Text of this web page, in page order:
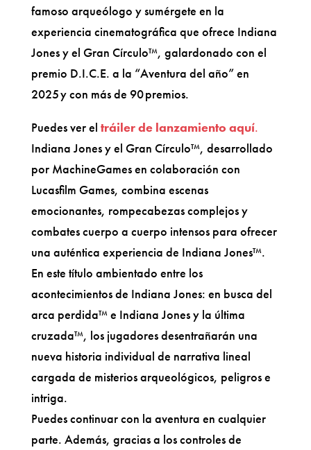
famoso arqueólogo y sumérgete en la
experiencia cinematográfica que ofrece Indiana
Jones y el Gran Círculo™, galardonado con el
premio D.I.C.E. a la “Aventura del año” en
2025 y con ​​más de 90 premios.
Puedes ver el tráiler de lanzamiento aquí.
Indiana Jones y el Gran Círculo™, desarrollado
por MachineGames en colaboración con
Lucasfilm Games, combina escenas
emocionantes, rompecabezas complejos y
combates cuerpo a cuerpo intensos para ofrecer
una auténtica experiencia de Indiana Jones™.
En este título ambientado entre los
acontecimientos de Indiana Jones: en busca del
arca perdida™ e Indiana Jones y la última
cruzada™, los jugadores desentrañarán una
nueva historia individual de narrativa lineal
cargada de misterios arqueológicos, peligros e
intriga.
Puedes continuar con la aventura en cualquier
parte. Además, gracias a los controles de